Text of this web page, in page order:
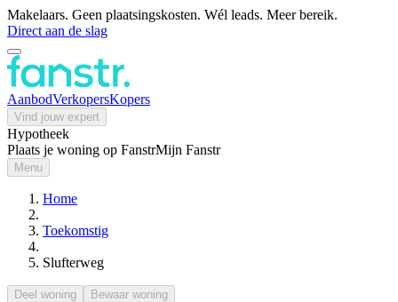
Makelaars. Geen plaatsingskosten. Wél leads. Meer bereik.
Direct aan de slag
AanbodVerkopersKopers
Vind jouw expert
Hypotheek
Plaats je woning op FanstrMijn Fanstr
Menu
Home
Toekomstig
Slufterweg
Deel woning
Bewaar woning